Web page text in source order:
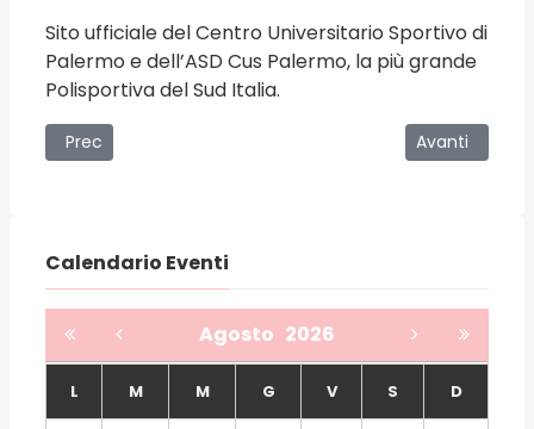
Sito ufficiale del Centro Universitario Sportivo di
Palermo e dell’ASD Cus Palermo, la più grande
Polisportiva del Sud Italia.
Articolo precedente: Palermo - SICILY FOR LIFE – GIGI &
Prec Articolo
Avanti
Calendario Eventi
Agosto 2026
L M M G V S D